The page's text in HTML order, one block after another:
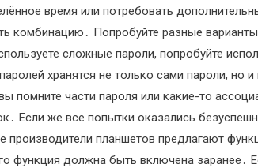
время или потребовать
комбинацию․ Попробуйте разные
сложные пароли, попробуйте
хранятся не только сами пароли, но
помните части пароля или какие-то
Если же все попытки оказались
производители планшетов предлагают
функция должна быть включена заранее․